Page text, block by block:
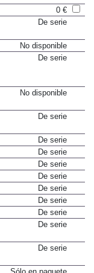
0 €
De serie
No disponible
De serie
No disponible
De serie
De serie
De serie
De serie
De serie
De serie
De serie
De serie
De serie
De serie